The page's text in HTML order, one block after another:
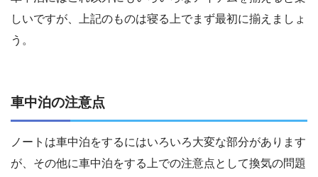
しいですが、上記のものは寝る上でまず最初に揃えましょ
う。
車中泊の注意点
ノートは車中泊をするにはいろいろ大変な部分があります
が、その他に車中泊をする上での注意点として換気の問題